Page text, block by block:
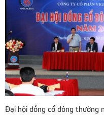
Đại hội đồng cổ đông thường